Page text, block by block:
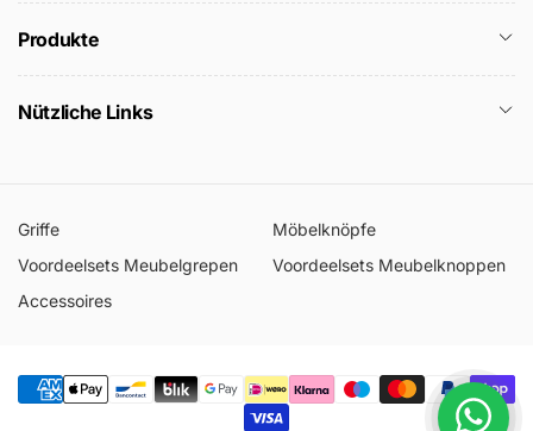
Produkte
Nützliche Links
Griffe
Möbelknöpfe
Voordeelsets Meubelgrepen
Voordeelsets Meubelknoppen
Accessoires
Zahlungsmethoden